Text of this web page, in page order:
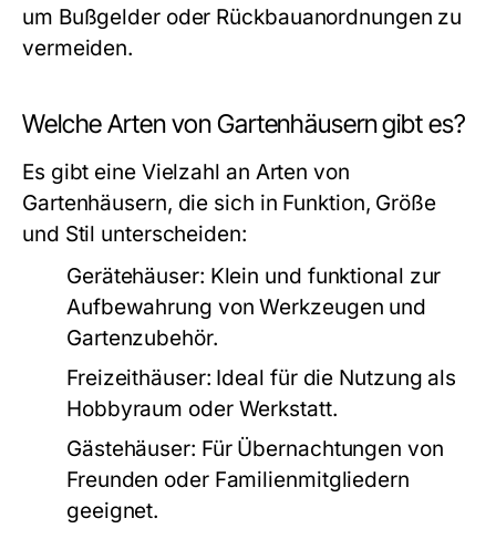
um Bußgelder oder Rückbauanordnungen zu
vermeiden.
Welche Arten von Gartenhäusern gibt es?
Es gibt eine Vielzahl an Arten von
Gartenhäusern, die sich in Funktion, Größe
und Stil unterscheiden:
Gerätehäuser: Klein und funktional zur
Aufbewahrung von Werkzeugen und
Gartenzubehör.
Freizeithäuser: Ideal für die Nutzung als
Hobbyraum oder Werkstatt.
Gästehäuser: Für Übernachtungen von
Freunden oder Familienmitgliedern
geeignet.